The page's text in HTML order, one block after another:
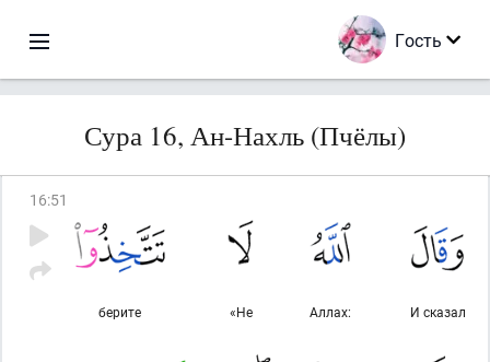
Гость
Сура 16, Ан-Нахль (Пчёлы)
16:51
И сказал
Аллах:
«Не
берите